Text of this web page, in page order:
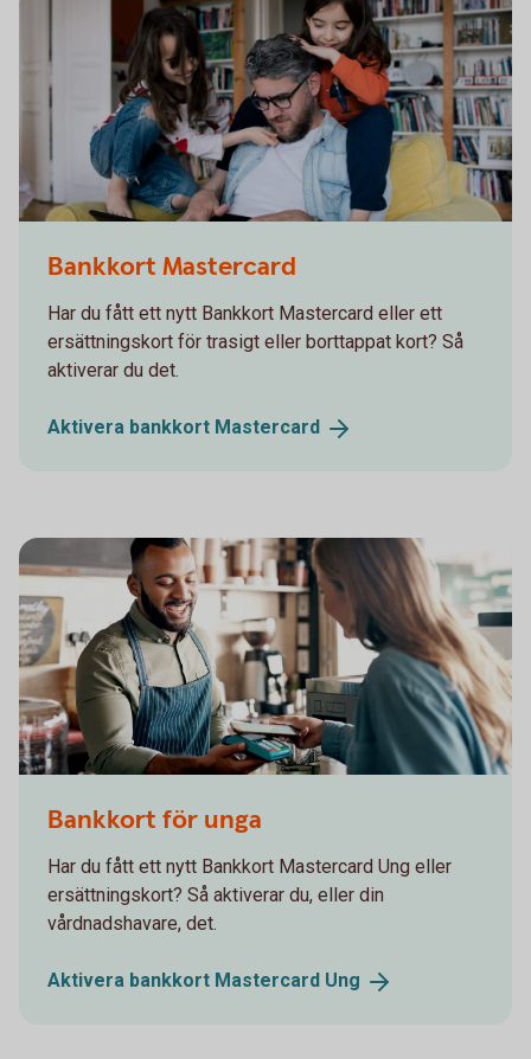
Bankkort Mastercard
Har du fått ett nytt Bankkort Mastercard eller ett
ersättningskort för trasigt eller borttappat kort? Så
aktiverar du det.
Aktivera bankkort Mastercard
Bankkort för unga
Har du fått ett nytt Bankkort Mastercard Ung eller
ersättningskort? Så aktiverar du, eller din
vårdnadshavare, det.
Aktivera bankkort Mastercard Ung